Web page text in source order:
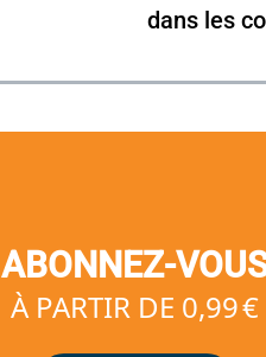
dans les
ABONNEZ-
À PARTIR DE 0,99 €